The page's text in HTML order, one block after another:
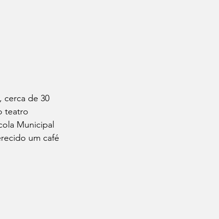
cerca de 30
teatro
Municipal
um café